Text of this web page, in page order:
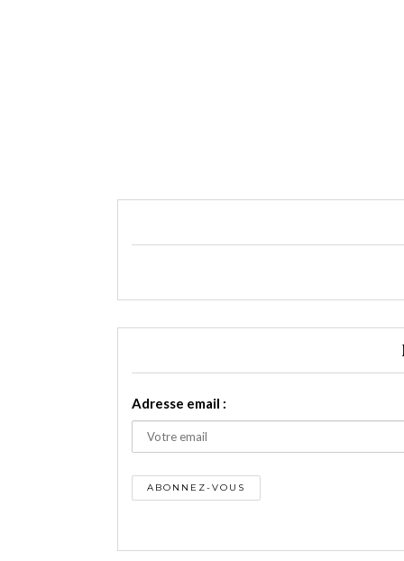
Adresse email :